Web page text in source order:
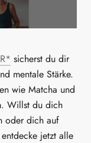
sicherst du dir
mentale Stärke.
wie Matcha und
Willst du dich
oder dich auf
jetzt alle